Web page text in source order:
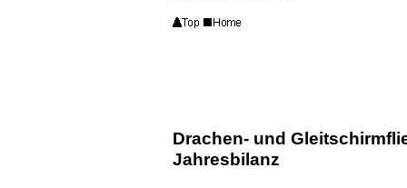
Drachen- und
Jahresbilanz